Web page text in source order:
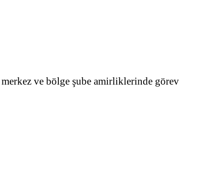
ve bölge şube amirliklerinde görev